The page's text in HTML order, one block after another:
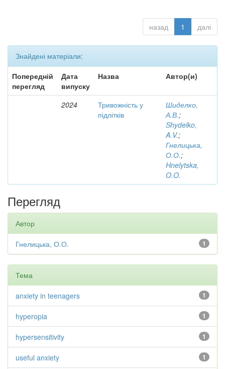
назад 1 далі
Знайдені матеріали:
Попередній
перегляд
Дата
випуску
Назва Автор(и)
2024
Тривожність у
підлітків
Шиделко,
А.В.;
Shydelko,
A.V.;
Гнелицька,
О.О.;
Hnelytska,
O.O.
Перегляд
Автор
1
Гнелицька, О.О.
Тема
1
anxiety in teenagers
1
hyperopia
1
hypersensitivity
1
useful anxiety